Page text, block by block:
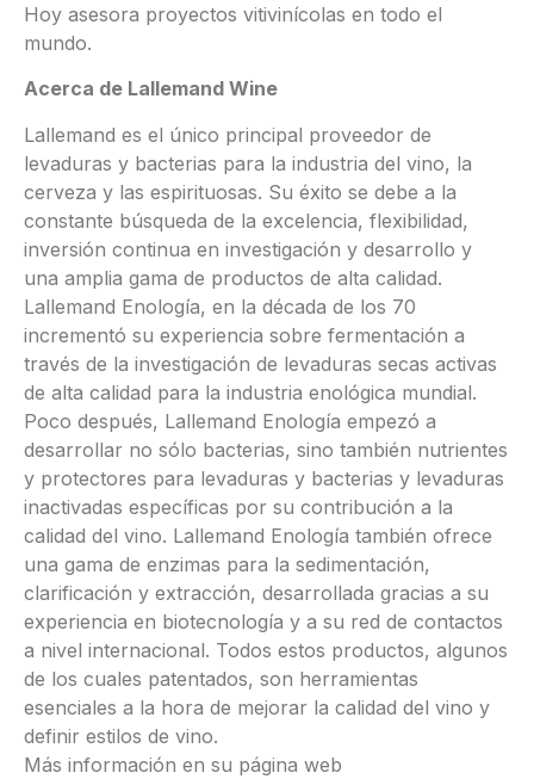
Hoy asesora proyectos vitivinícolas en todo el
mundo.
Acerca de Lallemand Wine
Lallemand es el único principal proveedor de
levaduras y bacterias para la industria del vino, la
cerveza y las espirituosas. Su éxito se debe a la
constante búsqueda de la excelencia, flexibilidad,
inversión continua en investigación y desarrollo y
una amplia gama de productos de alta calidad.
Lallemand Enología, en la década de los 70
incrementó su experiencia sobre fermentación a
través de la investigación de levaduras secas activas
de alta calidad para la industria enológica mundial.
Poco después, Lallemand Enología empezó a
desarrollar no sólo bacterias, sino también nutrientes
y protectores para levaduras y bacterias y levaduras
inactivadas específicas por su contribución a la
calidad del vino. Lallemand Enología también ofrece
una gama de enzimas para la sedimentación,
clarificación y extracción, desarrollada gracias a su
experiencia en biotecnología y a su red de contactos
a nivel internacional. Todos estos productos, algunos
de los cuales patentados, son herramientas
esenciales a la hora de mejorar la calidad del vino y
definir estilos de vino.
Más información en su página web